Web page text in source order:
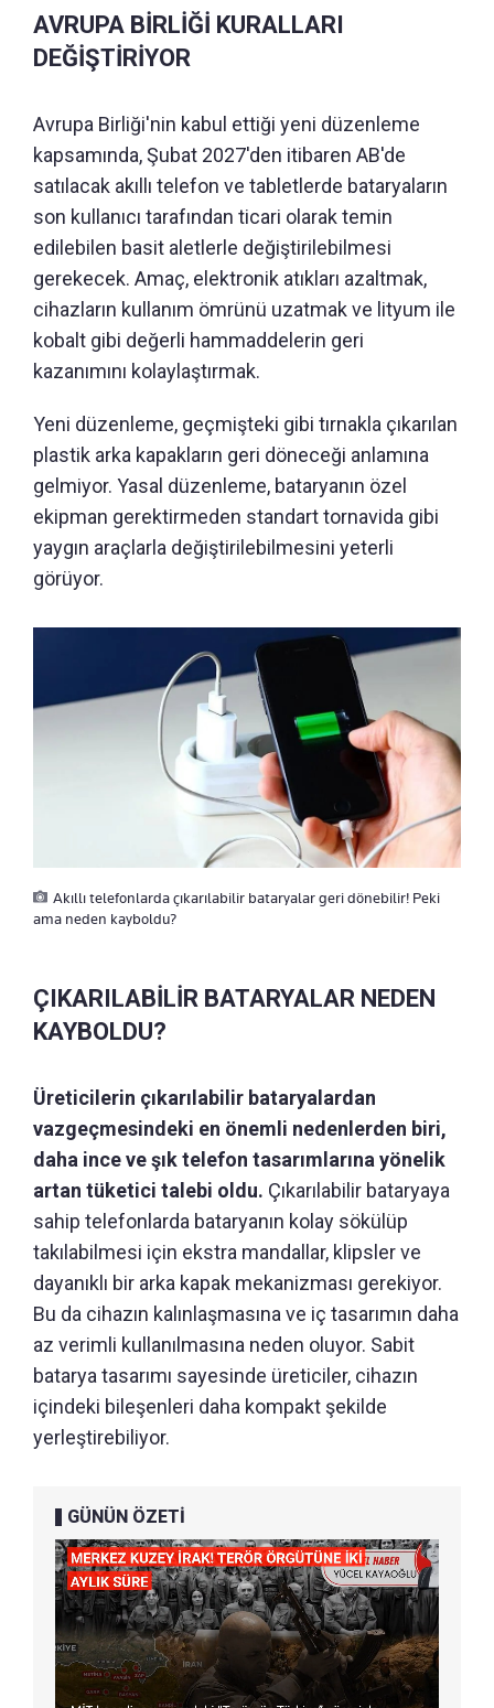
AVRUPA BİRLİĞİ KURALLARI
DEĞİŞTİRİYOR
Avrupa Birliği'nin kabul ettiği yeni düzenleme
kapsamında, Şubat 2027'den itibaren AB'de
satılacak akıllı telefon ve tabletlerde bataryaların
son kullanıcı tarafından ticari olarak temin
edilebilen basit aletlerle değiştirilebilmesi
gerekecek. Amaç, elektronik atıkları azaltmak,
cihazların kullanım ömrünü uzatmak ve lityum ile
kobalt gibi değerli hammaddelerin geri
kazanımını kolaylaştırmak.
Yeni düzenleme, geçmişteki gibi tırnakla çıkarılan
plastik arka kapakların geri döneceği anlamına
gelmiyor. Yasal düzenleme, bataryanın özel
ekipman gerektirmeden standart tornavida gibi
yaygın araçlarla değiştirilebilmesini yeterli
görüyor.
Akıllı telefonlarda çıkarılabilir bataryalar geri dönebilir! Peki
ama neden kayboldu?
ÇIKARILABİLİR BATARYALAR NEDEN
KAYBOLDU?
Üreticilerin çıkarılabilir bataryalardan
vazgeçmesindeki en önemli nedenlerden biri,
daha ince ve şık telefon tasarımlarına yönelik
artan tüketici talebi oldu. Çıkarılabilir bataryaya
sahip telefonlarda bataryanın kolay sökülüp
takılabilmesi için ekstra mandallar, klipsler ve
dayanıklı bir arka kapak mekanizması gerekiyor.
Bu da cihazın kalınlaşmasına ve iç tasarımın daha
az verimli kullanılmasına neden oluyor. Sabit
batarya tasarımı sayesinde üreticiler, cihazın
içindeki bileşenleri daha kompakt şekilde
yerleştirebiliyor.
GÜNÜN ÖZETİ